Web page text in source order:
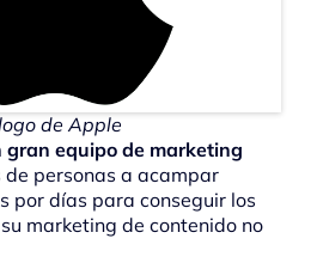
de Apple
equipo de marketing
personas a acampar
por días para conseguir los
marketing de contenido no